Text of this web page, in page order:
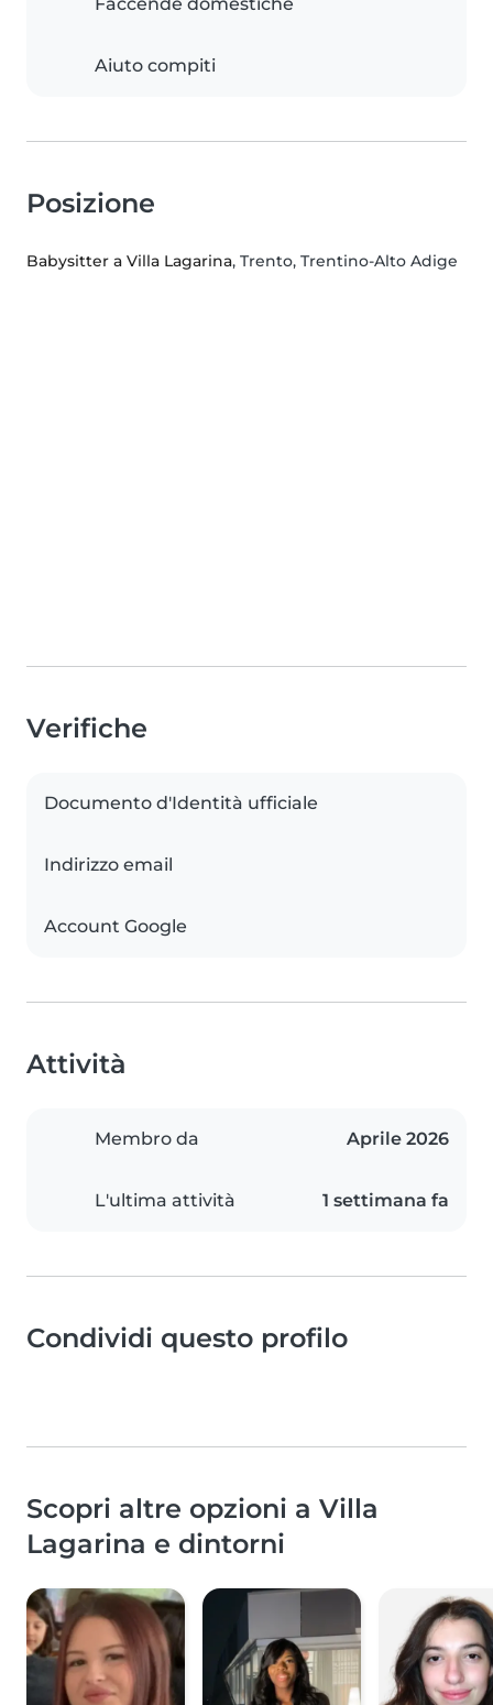
Faccende domestiche
Aiuto compiti
Posizione
Babysitter a Villa Lagarina, Trento, Trentino-Alto Adige
Verifiche
Documento d'Identità ufficiale
Indirizzo email
Account Google
Attività
Membro da Aprile 2026
L'ultima attività 1 settimana fa
Condividi questo profilo
Scopri altre opzioni a Villa
Lagarina e dintorni